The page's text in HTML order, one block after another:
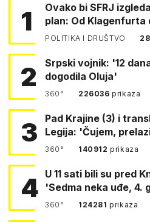
1
Ovako bi SFRJ
plan: Od Klagenfurta
POLITIKA I DRUŠTVO
2
Srpski vojnik: '12
dogodila Oluja'
360° 226036prikaza
3
Pad Krajine (3) i
Legija: 'Čujem,
360° 140912prikaza
4 U 11 sati bili su pred Kninom. Gotovina:
'Sedma neka uđe, 4.
360° 124281prikaza